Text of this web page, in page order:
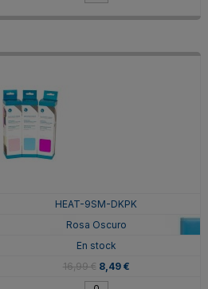
HEAT-9SM-DKPK
Rosa Oscuro
En stock
16,99 € 8,49 €